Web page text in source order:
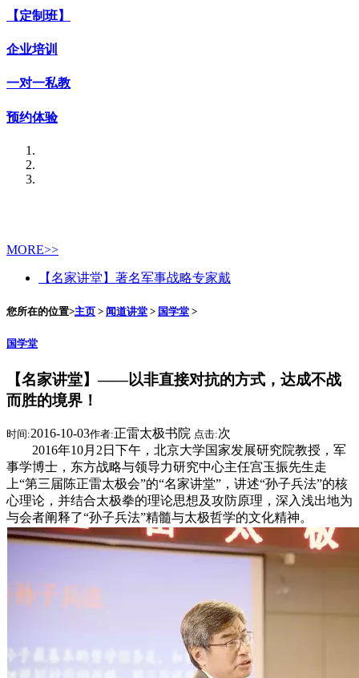
【定制班】
企业培训
一对一私教
预约体验
MORE>>
【名家讲堂】著名军事战略专家戴
您所在的位置>主页 > 闻道讲堂 > 国学堂 >
国学堂
【名家讲堂】——以非直接对抗的方式，达成不战
而胜的境界！
时间:2016-10-03作者:正雷太极书院 点击:次
2016年10月2日下午，北京大学国家发展研究院教授，军
事学博士，东方战略与领导力研究中心主任宫玉振先生走
上“第三届陈正雷太极会”的“名家讲堂”，讲述“孙子兵法”的核
心理论，并结合太极拳的理论思想及攻防原理，深入浅出地为
与会者阐释了“孙子兵法”精髓与太极哲学的文化精神。